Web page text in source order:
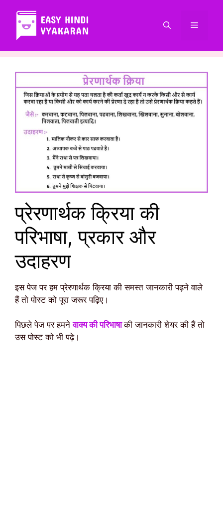
content
Menu
प्रेरणार्थक क्रिया की
परिभाषा, प्रकार और
उदाहरण
इस पेज पर हम प्रेरणार्थक क्रिया की समस्त जानकारी पढ़ने वाले
हैं तो पोस्ट को पूरा जरूर पढ़िए।
पिछले पेज पर हमनेवाक्य की परिभाषाकी जानकारी शेयर की हैं तो
उस पोस्ट को भी पढ़े।